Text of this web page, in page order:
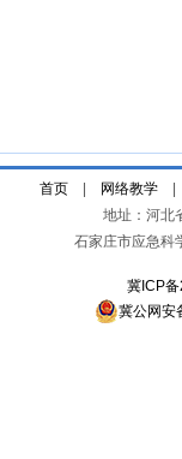
首页 网络教学
地址：河北
石家庄市应急科
冀ICP
冀公网安